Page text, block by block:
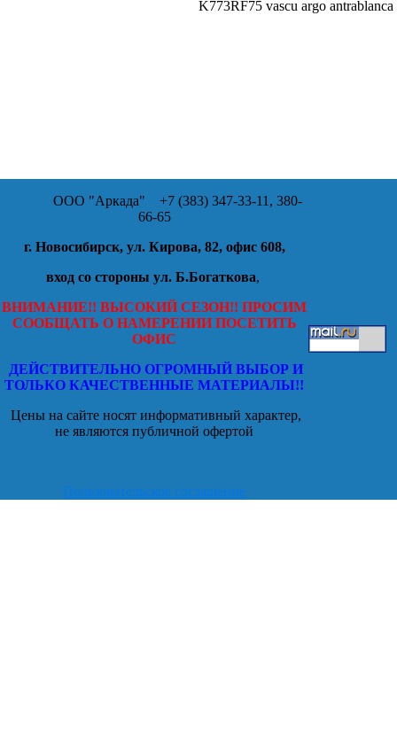
K773RF75 vascu argo antrablanca
ООО "Аркада" +7 (383) 347-33-11, 380-
66-65
г. Новосибирск, ул. Кирова, 82, офис 608,
вход со стороны ул. Б.Богаткова,
ВНИМАНИЕ!! ВЫСОКИЙ СЕЗОН!! ПРОСИМ
СООБЩАТЬ О НАМЕРЕНИИ ПОСЕТИТЬ
ОФИС
ДЕЙСТВИТЕЛЬНО ОГРОМНЫЙ ВЫБОР И
ТОЛЬКО КАЧЕСТВЕННЫЕ МАТЕРИАЛЫ!!
Цены на сайте носят информативный характер,
не являются публичной офертой
Пользовательское соглашение